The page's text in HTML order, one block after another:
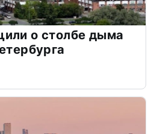
о столбе дыма